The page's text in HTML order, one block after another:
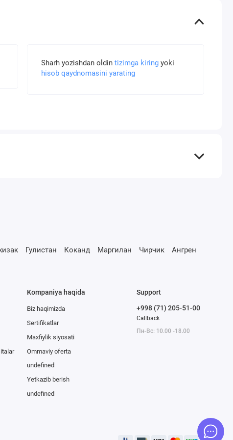
Sharh yozishdan oldin tizimga kiring yoki
hisob qaydnomasini yarating
Гулистан Коканд Маргилан Чирчик
Ангрен
Kompaniya haqida
Biz haqimizda
Sertifikatlar
Maxfiylik siyosati
Ommaviy oferta
undefined
Yetkazib berish
undefined
Support
+998 (71) 205-51-00
Callback
Пн-Вс: 10.00 -18.00